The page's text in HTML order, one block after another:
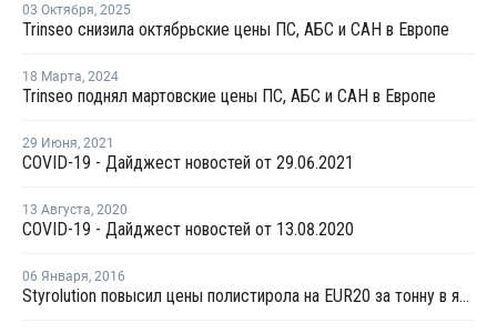
03 Октября, 2025
Trinseo снизила октябрьские цены ПС, АБС и САН в Европе
18 Марта, 2024
Trinseo поднял мартовские цены ПС, АБС и САН в Европе
29 Июня, 2021
COVID-19 - Дайджест новостей от 29.06.2021
13 Августа, 2020
COVID-19 - Дайджест новостей от 13.08.2020
06 Января, 2016
Styrolution повысил цены полистирола на EUR20 за тонну в январе